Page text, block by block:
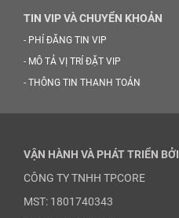
TIN VIP VÀ CHUYỂN KHOẢN
- PHÍ ĐĂNG TIN VIP
- MÔ TẢ VỊ TRÍ ĐẶT VIP
- THÔNG TIN THANH TOÁN
VẬN HÀNH VÀ PHÁT TRIỂN BỞI
CÔNG TY TNHH TPCORE
MST: 1801740343